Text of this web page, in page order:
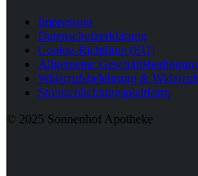
Impressum
Datenschutzerklärung
Cookie-Richtlinie (EU)
Allgemeine
Widerrufsbelehrung &
Streitschlichtungsplattform
© 2025 Sonnenhof Apotheke